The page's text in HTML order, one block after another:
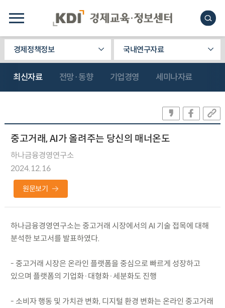
경제정책정보 국내연구자료
최신자료 전망·동향 기업경영 세미나자료
중고거래, AI가 올려주는 당신의 매너온도
하나금융경영연구소
2024.12.16
원문보기
하나금융경영연구소는 중고거래 시장에서의 AI 기술 접목에 대해
분석한 보고서를 발표하였다.
- 중고거래 시장은 온라인 플랫폼을 중심으로 빠르게 성장하고
있으며 플랫폼의 기업화·대형화·세분화도 진행
- 소비자 행동 및 가치관 변화, 디지털 환경 변화는 온라인 중고거래